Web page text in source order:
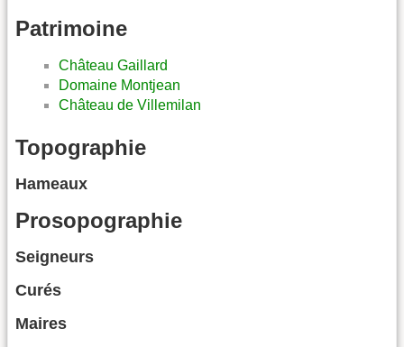
Patrimoine
Château Gaillard
Domaine Montjean
Château de Villemilan
Topographie
Hameaux
Prosopographie
Seigneurs
Curés
Maires